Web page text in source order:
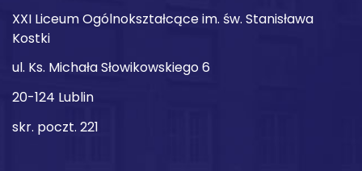
XXI Liceum Ogólnokształcące im. św. Stanisława
Kostki
ul. Ks. Michała Słowikowskiego 6
20-124 Lublin
skr. poczt. 221